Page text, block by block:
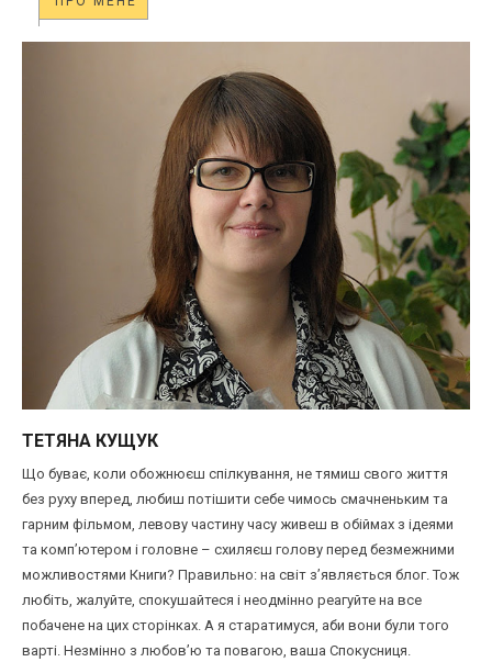
ТЕТЯНА КУЩУК
Що буває, коли обожнюєш спілкування, не тямиш свого життя
без руху вперед, любиш потішити себе чимось смачненьким та
гарним фільмом, левову частину часу живеш в обіймах з ідеями
та комп’ютером і головне – схиляєш голову перед безмежними
можливостями Книги? Правильно: на світ з’являється блог. Тож
любіть, жалуйте, спокушайтеся і неодмінно реагуйте на все
побачене на цих сторінках. А я старатимуся, аби вони були того
варті. Незмінно з любов’ю та повагою, ваша Спокусниця.